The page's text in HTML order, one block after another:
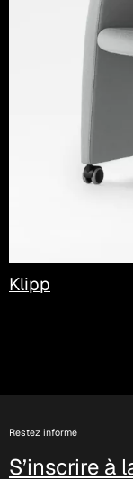
Klipp
Restez informé
S’inscrire à